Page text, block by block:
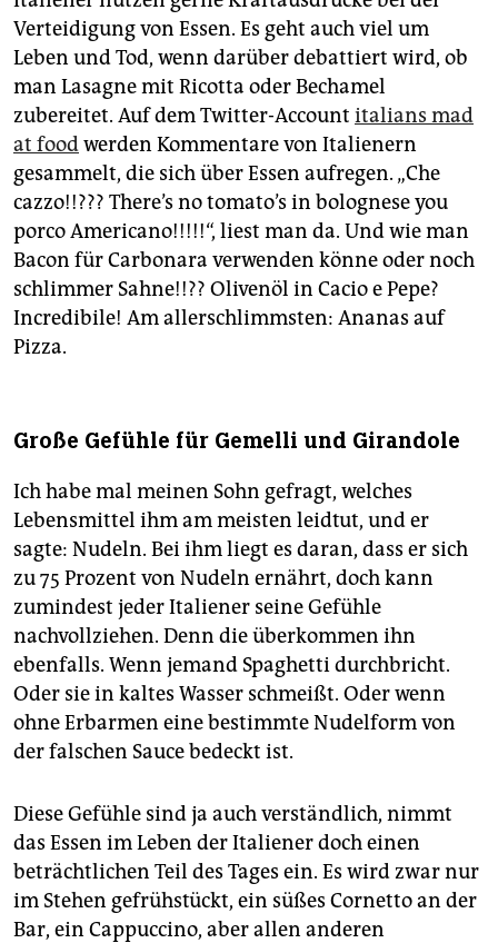
Verteidigung von Essen. Es geht auch viel um
Leben und Tod, wenn darüber debattiert wird, ob
man Lasagne mit Ricotta oder Bechamel
zubereitet. Auf dem Twitter-Account italians mad
at foodwerden Kommentare von Italienern
gesammelt, die sich über Essen aufregen. „Che
cazzo!!??? There’s no tomato’s in bolognese you
porco Americano!!!!!“, liest man da. Und wie man
Bacon für Carbonara verwenden könne oder noch
schlimmer Sahne!!?? Olivenöl in Cacio e Pepe?
Incredibile! Am allerschlimmsten: Ananas auf
Pizza.
Große Gefühle für Gemelli und Girandole
Ich habe mal meinen Sohn gefragt, welches
Lebensmittel ihm am meisten leidtut, und er
sagte: Nudeln. Bei ihm liegt es daran, dass er sich
zu 75 Prozent von Nudeln ernährt, doch kann
zumindest jeder Ita­lie­ner seine Gefühle
nachvollziehen. Denn die überkommen ihn
ebenfalls. Wenn jemand Spaghetti durchbricht.
Oder sie in kaltes Wasser schmeißt. Oder wenn
ohne Erbarmen eine bestimmte Nudelform von
der falschen Sauce bedeckt ist.
Diese Gefühle sind ja auch verständlich, nimmt
das Essen im Leben der Italiener doch einen
beträchtlichen Teil des Tages ein. Es wird zwar nur
im Stehen gefrühstückt, ein süßes Cornetto an der
Bar, ein Cappuccino, aber allen anderen